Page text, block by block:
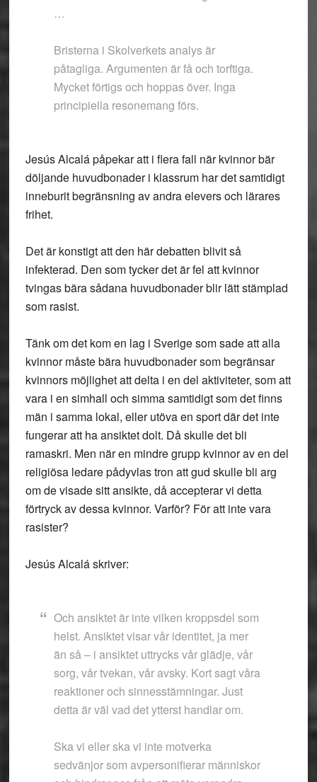
…
Bristerna i Skolverkets analys är
påtagliga. Argumenten är få och torftiga.
Mycket förtigs och hoppas över. Inga
principiella resonemang förs.
Jesús Alcalá påpekar att i flera fall när kvinnor bär
döljande huvudbonader i klassrum har det samtidigt
inneburit begränsning av andra elevers och lärares
frihet.
Det är konstigt att den här debatten blivit så
infekterad. Den som tycker det är fel att kvinnor
tvingas bära sådana huvudbonader blir lätt stämplad
som rasist.
Tänk om det kom en lag i Sverige som sade att alla
kvinnor måste bära huvudbonader som begränsar
kvinnors möjlighet att delta i en del aktiviteter, som att
vara i en simhall och simma samtidigt som det finns
män i samma lokal, eller utöva en sport där det inte
fungerar att ha ansiktet dolt. Då skulle det bli
ramaskri. Men när en mindre grupp kvinnor av en del
religiösa ledare pådyvlas tron att gud skulle bli arg
om de visade sitt ansikte, då accepterar vi detta
förtryck av dessa kvinnor. Varför? För att inte vara
rasister?
Jesús Alcalá skriver:
Och ansiktet är inte vilken kroppsdel som
helst. Ansiktet visar vår identitet, ja mer
än så – i ansiktet uttrycks vår glädje, vår
sorg, vår tvekan, vår avsky. Kort sagt våra
reaktioner och sinnesstämningar. Just
detta är väl vad det ytterst handlar om.
Ska vi eller ska vi inte motverka
sedvänjor som avpersonifierar människor